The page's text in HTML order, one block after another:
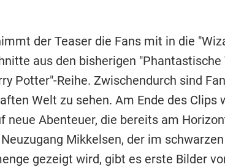
der Teaser die Fans mit in die
aus den bisherigen "Phantastische
Potter"-Reihe. Zwischendurch sind
Welt zu sehen. Am Ende des Clips
neue Abenteuer, die bereits am
Mikkelsen, der im
gezeigt wird, gibt es erste Bilder